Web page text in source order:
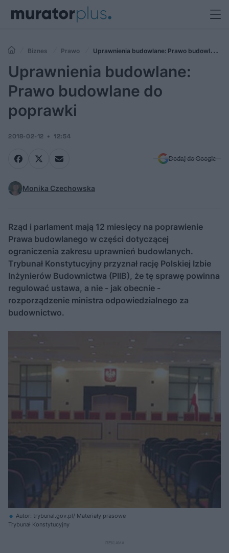
Biznes Prawo
Uprawnienia budowlane: Prawo budowlane
do poprawki
Uprawnienia budowlane:
Prawo budowlane do
poprawki
2018-02-12 12:54
Dodaj do Google
Monika Czechowska
Rząd i parlament mają 12 miesięcy na poprawienie
Prawa budowlanego w części dotyczącej
ograniczenia zakresu uprawnień budowlanych.
Trybunał Konstytucyjny przyznał rację Polskiej Izbie
Inżynierów Budownictwa (PIIB), że tę sprawę powinna
regulować ustawa, a nie - jak obecnie -
rozporządzenie ministra odpowiedzialnego za
budownictwo.
Autor: trybunal.gov.pl/ Materiały prasowe
Trybunał Konstytucyjny